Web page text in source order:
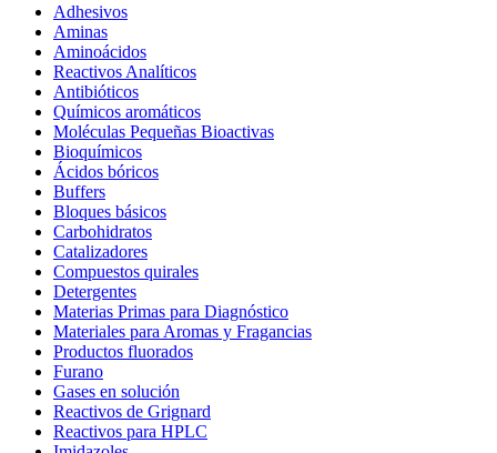
Adhesivos
Aminas
Aminoácidos
Reactivos Analíticos
Antibióticos
Químicos aromáticos
Moléculas Pequeñas Bioactivas
Bioquímicos
Ácidos bóricos
Buffers
Bloques básicos
Carbohidratos
Catalizadores
Compuestos quirales
Detergentes
Materias Primas para Diagnóstico
Materiales para Aromas y Fragancias
Productos fluorados
Furano
Gases en solución
Reactivos de Grignard
Reactivos para HPLC